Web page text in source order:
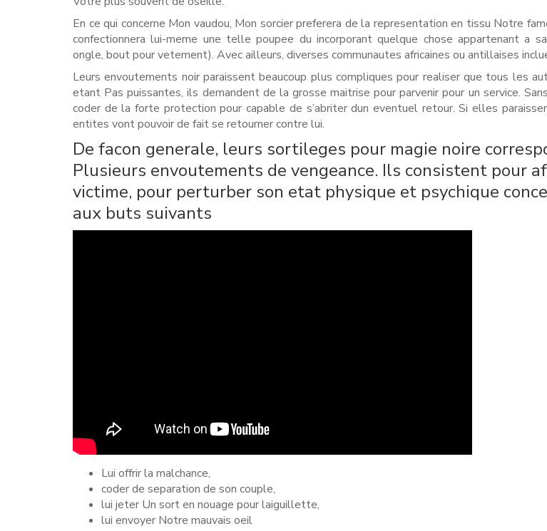
En ce qui concerne Mon vaudou, Mon sorcier preferera de la representation en tissu Notre
confectionnera lui-meme une telle poupee du incorporant quelque chose appartenant a
ongle, bout pour vetement). Avec ailleurs, diverses communautes africaines ou antillaises
Leurs envoutements noir paraissent beaucoup plus compliques pour realiser que tous les
etant Pas puissantes, ils demandent de la grosse maitrise pour parvenir pour un service.
coder de la forte protection pour capable de s’abriter dun eventuel retour. Si elles
entites vont pouvoir de fait se retourner contre lui.
De facon generale, leurs sortileges pour magie noire
Plusieurs envoutements de vengeance. Ils consistent pour
victime, pour perturber son etat physique et psychique
aux buts suivants
Lui offrir la malchance,
coder de separation de son couple,
lui jeter Un sort en nouage pour laiguillette,
lui envoyer Notre mauvais oeil